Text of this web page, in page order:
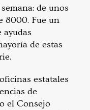
de unos
8000. Fue un
de estas
estatales
de
el Consejo